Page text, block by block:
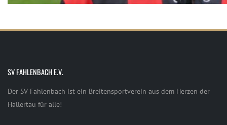
SV FAHLENBACH E.V.
Der SV Fahlenbach ist ein Breitensportverein aus dem Herzen der
Hallertau für alle!